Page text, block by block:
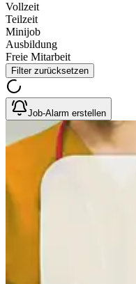
Vollzeit
Teilzeit
Minijob
Ausbildung
Freie Mitarbeit
Filter zurücksetzen
Job-Alarm erstellen